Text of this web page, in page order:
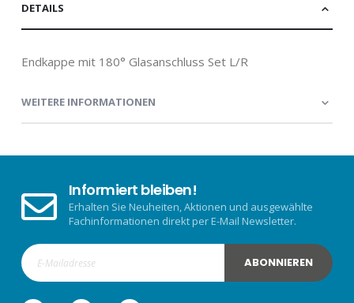
DETAILS
Endkappe mit 180° Glasanschluss Set L/R
WEITERE INFORMATIONEN
Informiert bleiben!
Erhalten Sie Neuheiten, Aktionen und ausgewählte
Fachinformationen direkt per E-Mail Newsletter.
ABONNIEREN